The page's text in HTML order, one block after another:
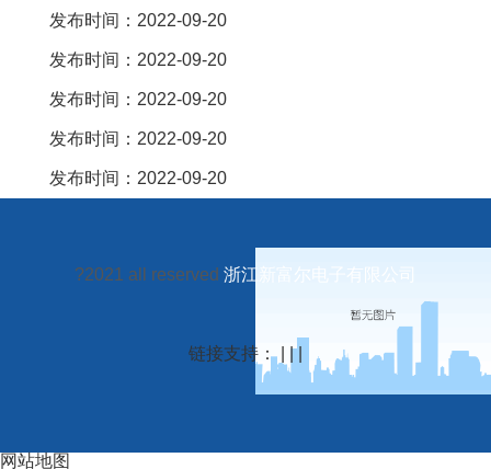
发布时间：2022-09-20
发布时间：2022-09-20
发布时间：2022-09-20
发布时间：2022-09-20
发布时间：2022-09-20
?2021 all reserved 浙江新富尔电子有限公司
链接支持： | | |
网站地图